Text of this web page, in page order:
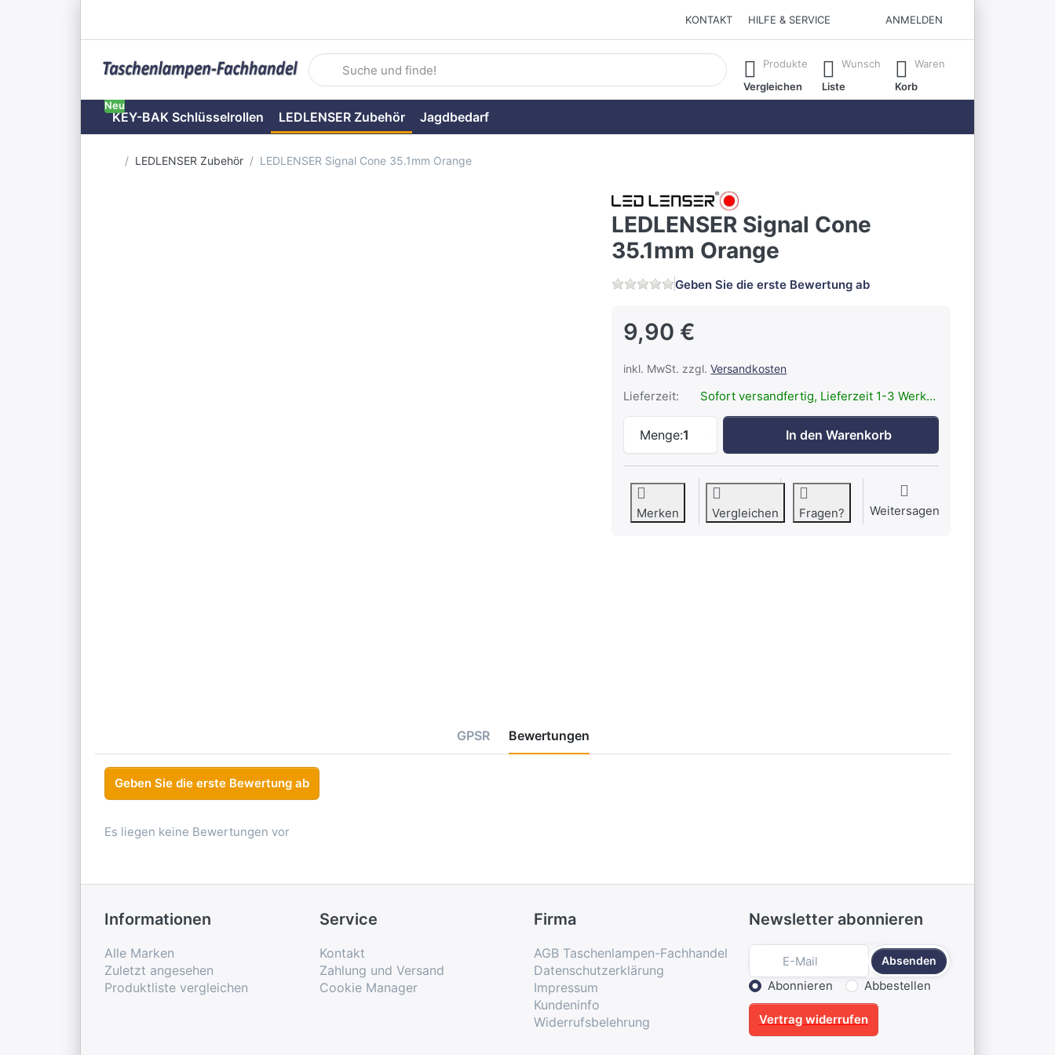
KONTAKT HILFE & SERVICE ANMELDEN
Geben Sie einen Suchbegriff ein. Während Sie tippen, erscheinen automatisch erste Ergebnisse. Drücken Sie die Eingabetaste, um
Produkte
Vergleichen
Wunsch
Liste
Waren
Korb
KEY-BAK Schlüsselrollen
Neu
LEDLENSER Zubehör Jagdbedarf
Startseite
LEDLENSER Zubehör LEDLENSER Signal Cone 35.1mm Orange
LEDLENSER Signal Cone
35.1mm Orange
Geben Sie die erste Bewertung ab
9,90 €
inkl. MwSt. zzgl.Versandkosten
Lieferzeit: Sofort versandfertig, Lieferzeit 1-3 Werktage.
Menge:1
LEDLENSER Signal Cone 35.1mm Orange zu 9,90 €, Menge
In den Warenkorb
Merken Vergleichen Fragen? Weitersagen
GPSR Bewertungen
Geben Sie die erste Bewertung ab
Es liegen keine Bewertungen vor
Informationen
Alle Marken
Zuletzt angesehen
Produktliste vergleichen
Service
Kontakt
Zahlung und Versand
Cookie Manager
Firma
AGB Taschenlampen-Fachhandel
Datenschutzerklärung
Impressum
Kundeninfo
Widerrufsbelehrung
Newsletter abonnieren
Absenden
Aktion wählen
Abonnieren Abbestellen
Vertrag widerrufen